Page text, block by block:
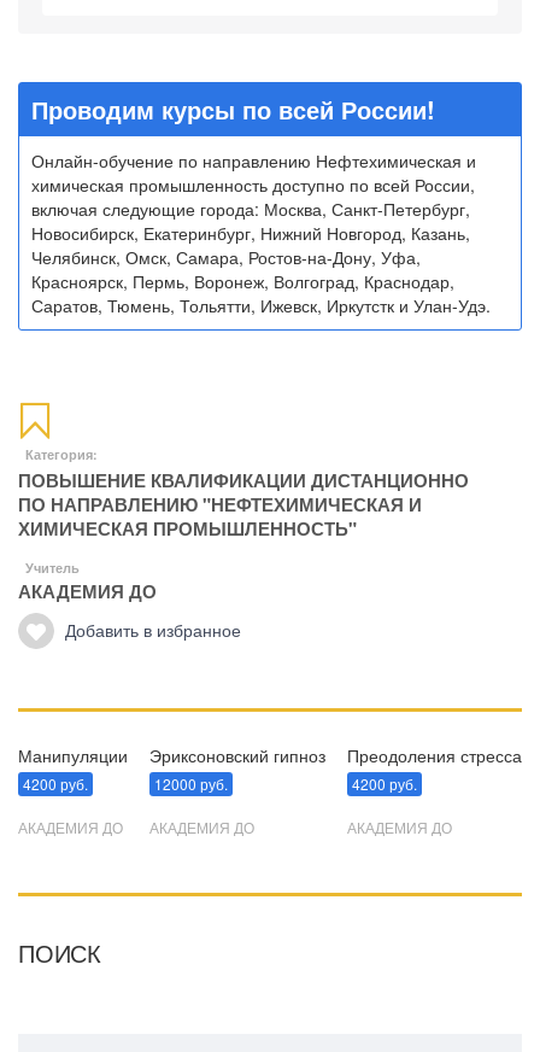
Проводим курсы по всей России!
Онлайн-обучение по направлению Нефтехимическая и
химическая промышленность доступно по всей России,
включая следующие города: Москва, Санкт-Петербург,
Новосибирск, Екатеринбург, Нижний Новгород, Казань,
Челябинск, Омск, Самара, Ростов-на-Дону, Уфа,
Красноярск, Пермь, Воронеж, Волгоград, Краснодар,
Саратов, Тюмень, Тольятти, Ижевск, Иркутстк и Улан-Удэ.
Категория:
ПОВЫШЕНИЕ КВАЛИФИКАЦИИ ДИСТАНЦИОННО
ПО НАПРАВЛЕНИЮ "НЕФТЕХИМИЧЕСКАЯ И
ХИМИЧЕСКАЯ ПРОМЫШЛЕННОСТЬ"
Учитель
АКАДЕМИЯ ДО
Добавить в избранное
Манипуляции
4200 руб.
АКАДЕМИЯ ДО
Эриксоновский гипноз
12000 руб.
АКАДЕМИЯ ДО
Преодоления стресса
4200 руб.
АКАДЕМИЯ ДО
ПОИСК